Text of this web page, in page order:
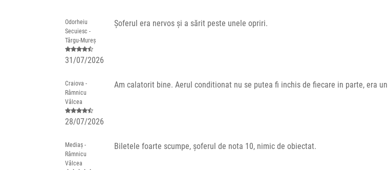
Odorheiu
Secuiesc -
Târgu-Mureș
31/07/2026
Șoferul era nervos și a sărit peste unele opriri.
Craiova -
Râmnicu
Vâlcea
28/07/2026
Am calatorit bine. Aerul conditionat nu se putea fi inchis de fiecare in parte, era
Mediaș -
Râmnicu
Vâlcea
Biletele foarte scumpe, șoferul de nota 10, nimic de obiectat.